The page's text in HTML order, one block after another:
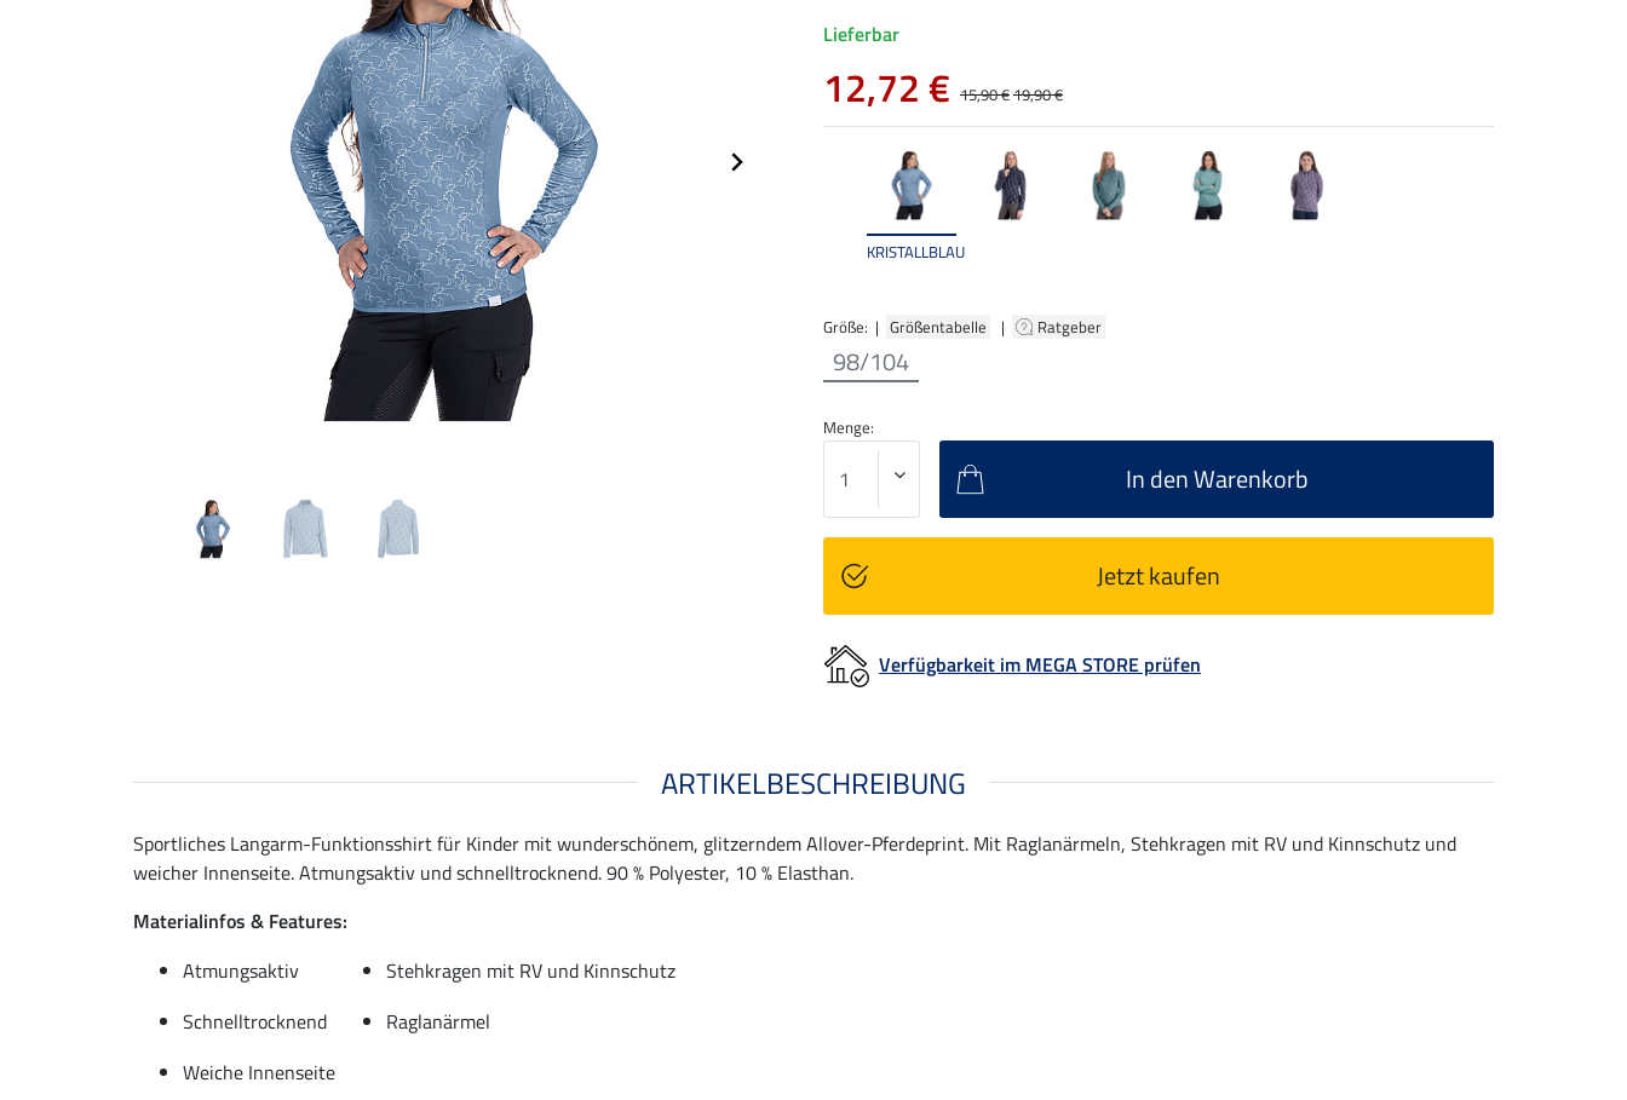
KRISTALLBLAU
Größe: | Größentabelle | Ratgeber
98/104
Lieferbar
12,72 € 15,90 €19,90 €
Menge:
In den Warenkorb
Jetzt kaufen
Verfügbarkeit im MEGA STORE prüfen
ARTIKELBESCHREIBUNG
Sportliches Langarm-Funktionsshirt für Kinder mit wunderschönem, glitzerndem Allover-Pferdeprint. Mit Raglanärmeln, Stehkragen mit RV und Kinnschutz und
weicher Innenseite. Atmungsaktiv und schnelltrocknend. 90 % Polyester, 10 % Elasthan.
Materialinfos & Features:
Atmungsaktiv
Stehkragen mit RV und Kinnschutz
Schnelltrocknend
Raglanärmel
Weiche Innenseite